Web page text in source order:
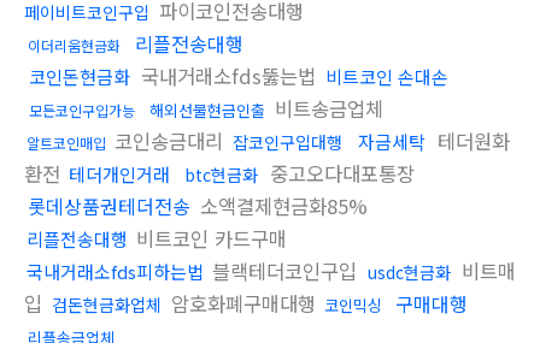
페이비트코인구입 파이코인전송대행
이더리움현금화 리플전송대행
코인돈현금화 국내거래소fds뚫는법 비트코인 손대손
모든코인구입가능 해외선물현금인출 비트송금업체
알트코인매입 코인송금대리 잡코인구입대행 자금세탁 테더원화
환전 테더개인거래 btc현금화 중고오다대포통장
롯데상품권테더전송 소액결제현금화85%
리플전송대행 비트코인 카드구매
국내거래소fds피하는법 블랙테더코인구입 usdc현금화 비트매
입 검돈현금화업체 암호화폐구매대행 코인믹싱 구매대행
리플송금업체